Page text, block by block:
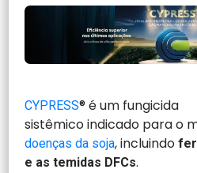
CYPRESS® é um fungicida
sistêmico indicado para o
doenças da soja, incluindo
e as temidas DFCs.